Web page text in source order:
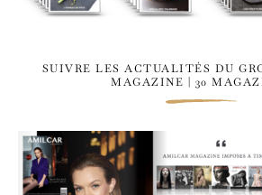
SUIVRE LES ACTUALITÉS DU
MAGAZINE | 30